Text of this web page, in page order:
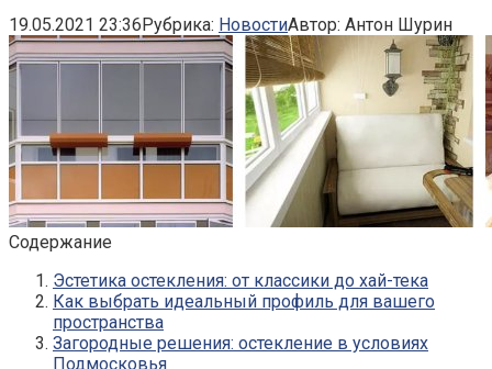
19.05.2021 23:36Рубрика: НовостиАвтор: Антон Шурин
Содержание
Эстетика остекления: от классики до хай-тека
Как выбрать идеальный профиль для вашего
пространства
Загородные решения: остекление в условиях
Подмосковья